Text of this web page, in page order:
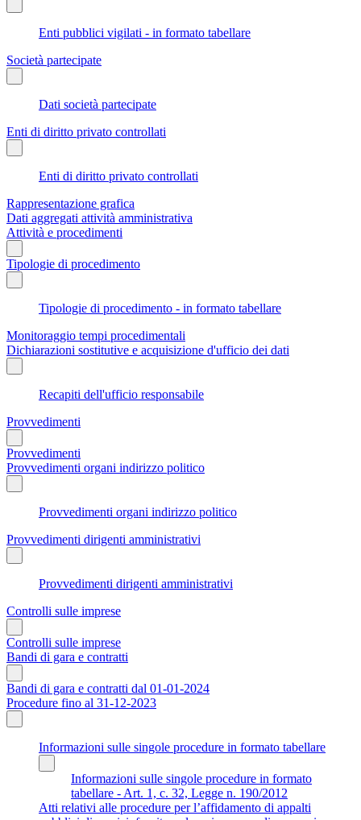
Enti pubblici vigilati - in formato tabellare
Società partecipate
Dati società partecipate
Enti di diritto privato controllati
Enti di diritto privato controllati
Rappresentazione grafica
Dati aggregati attività amministrativa
Attività e procedimenti
Tipologie di procedimento
Tipologie di procedimento - in formato tabellare
Monitoraggio tempi procedimentali
Dichiarazioni sostitutive e acquisizione d'ufficio dei dati
Recapiti dell'ufficio responsabile
Provvedimenti
Provvedimenti
Provvedimenti organi indirizzo politico
Provvedimenti organi indirizzo politico
Provvedimenti dirigenti amministrativi
Provvedimenti dirigenti amministrativi
Controlli sulle imprese
Controlli sulle imprese
Bandi di gara e contratti
Bandi di gara e contratti dal 01-01-2024
Procedure fino al 31-12-2023
Informazioni sulle singole procedure in formato tabellare
Informazioni sulle singole procedure in formato
tabellare - Art. 1, c. 32, Legge n. 190/2012
Atti relativi alle procedure per l’affidamento di appalti